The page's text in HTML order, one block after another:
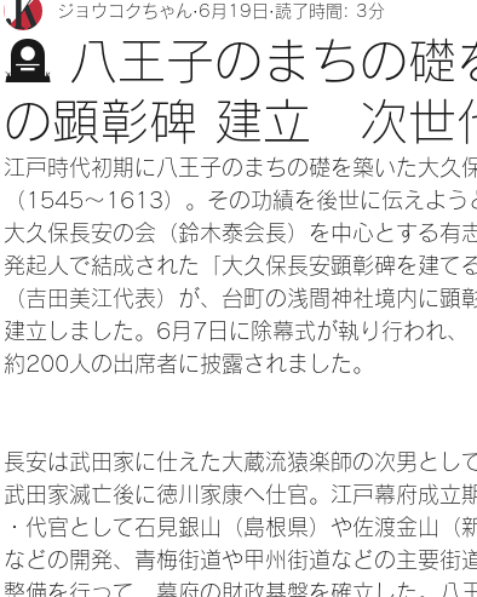
🪦 八王子のまちの礎
の顕彰碑 建立 次世
ジョウコクちゃん 6月19日 読了時間: 3分
江戸時代初期に八王子のまちの礎を築いた大久
（1545〜1613）。その功績を後世に伝えよう
大久保長安の会（鈴木泰会長）を中心とする有
発起人で結成された「大久保長安顕彰碑を建て
（吉田美江代表）が、台町の浅間神社境内に顕
建立しました。6月7日に除幕式が執り行われ、
約200人の出席者に披露されました。
長安は武田家に仕えた大蔵流猿楽師の次男とし
武田家滅亡後に徳川家康へ仕官。江戸幕府成立
・代官として石見銀山（島根県）や佐渡金山（
などの開発、青梅街道や甲州街道などの主要街
整備を行って、幕府の財政基盤を確立した。八